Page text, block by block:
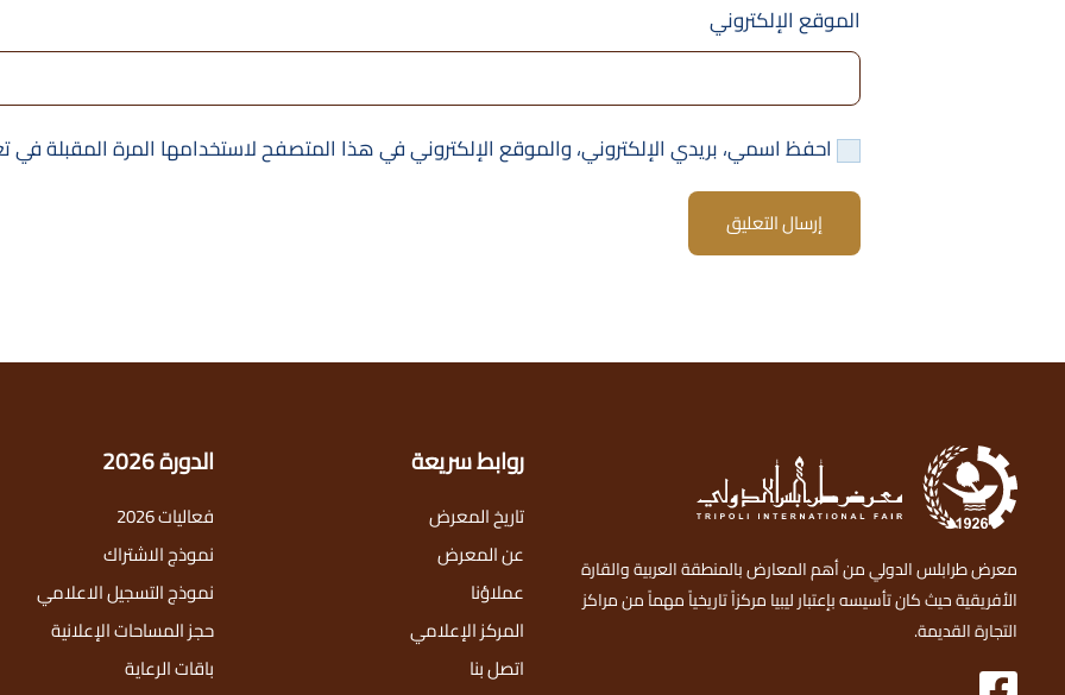
الموقع الإلكتروني
احفظ اسمي، بريدي الإلكتروني، والموقع الإلكتروني في هذا المتصفح لاستخدامها المرة المقبلة في
إرسال التعليق
معرض طرابلس الدولي من أهم المعارض بالمنطقة العربية والقارة
الأفريقية حيث كان تأسيسه بإعتبار ليبيا مركزاً تاريخياً مهماً من مراكز
التجارة القديمة.
روابط سريعة
تاريخ المعرض
عن المعرض
عملاؤنا
المركز الإعلامي
اتصل بنا
الدورة 2026
فعاليات 2026
نموذج الاشتراك
نموذج التسجيل الاعلامي
حجز المساحات الإعلانية
باقات الرعاية